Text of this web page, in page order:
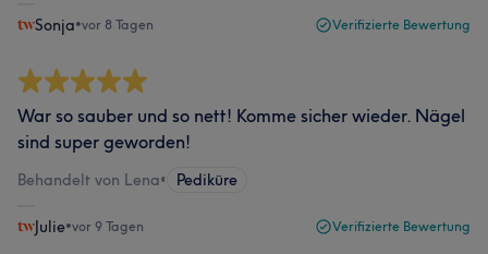
Sonja•vor 8 Tagen Verifizierte Bewertung
War so sauber und so nett! Komme sicher wieder. Nägel
sind super geworden!
Behandelt von Lena• Pediküre
Julie•vor 9 Tagen Verifizierte Bewertung